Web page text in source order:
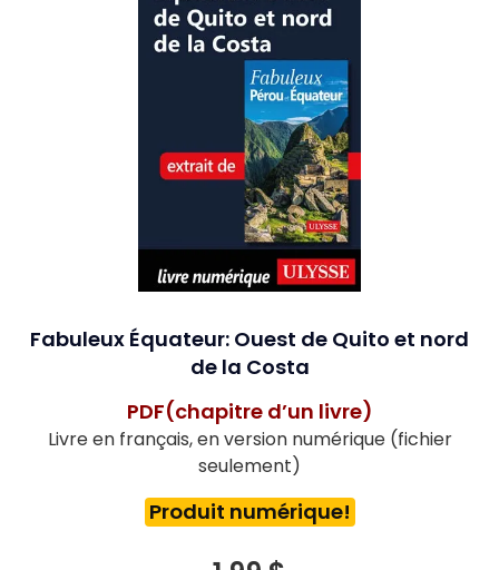
Fabuleux Équateur: Ouest de Quito et nord
de la Costa
PDF(chapitre d’un livre)
Livre en français, en version numérique (fichier
seulement)
Produit numérique!